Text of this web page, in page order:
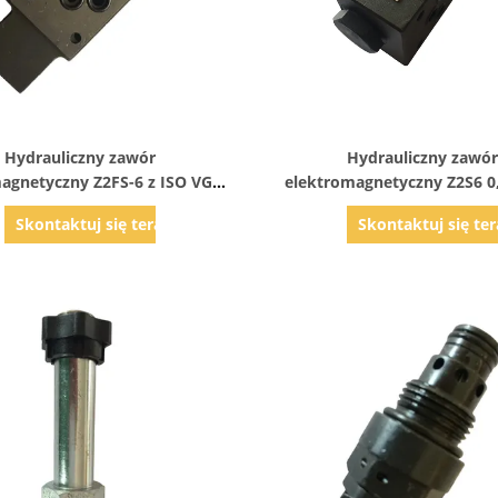
Hydrauliczny zawór
Z2FS-6 z ISO VG32
hydrauliczne zawory stosu
Skontaktuj się teraz
Hydrauliczny zawór
elektromagnetyczny Z2S6
agregatu
Skontaktuj się